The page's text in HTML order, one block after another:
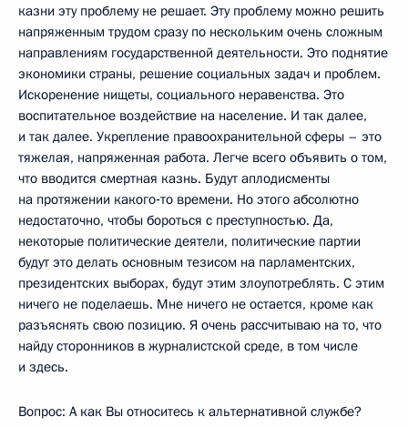
казни эту проблему не решает. Эту проблему можно решить
напряженным трудом сразу по нескольким очень сложным
направлениям государственной деятельности. Это поднятие
экономики страны, решение социальных задач и проблем.
Искоренение нищеты, социального неравенства. Это
воспитательное воздействие на население. И так далее,
и так далее. Укрепление правоохранительной сферы – это
тяжелая, напряженная работа. Легче всего объявить о том,
что вводится смертная казнь. Будут аплодисменты
на протяжении какого‑то времени. Но этого абсолютно
недостаточно, чтобы бороться с преступностью. Да,
некоторые политические деятели, политические партии
будут это делать основным тезисом на парламентских,
президентских выборах, будут этим злоупотреблять. С этим
ничего не поделаешь. Мне ничего не остается, кроме как
разъяснять свою позицию. Я очень рассчитываю на то, что
найду сторонников в журналистской среде, в том числе
и здесь.
Вопрос: А как Вы относитесь к альтернативной службе?